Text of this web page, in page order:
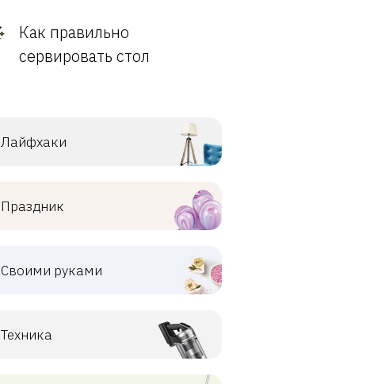
Как правильно
сервировать стол
Лайфхаки
Праздник
Своими руками
Техника